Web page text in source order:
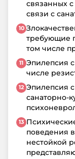
связанных
связи с
требующие
том числе
Эпилепсия
числе
Эпилепсия
санаторно-
поведения
нестойкой